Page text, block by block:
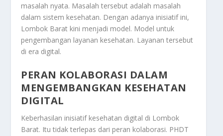
masalah nyata. Masalah tersebut adalah masalah
dalam sistem kesehatan. Dengan adanya inisiatif ini,
Lombok Barat kini menjadi model. Model untuk
pengembangan layanan kesehatan. Layanan tersebut
di era digital.
PERAN KOLABORASI DALAM
MENGEMBANGKAN KESEHATAN
DIGITAL
Keberhasilan inisiatif kesehatan digital di Lombok
Barat. Itu tidak terlepas dari peran kolaborasi. PHDT